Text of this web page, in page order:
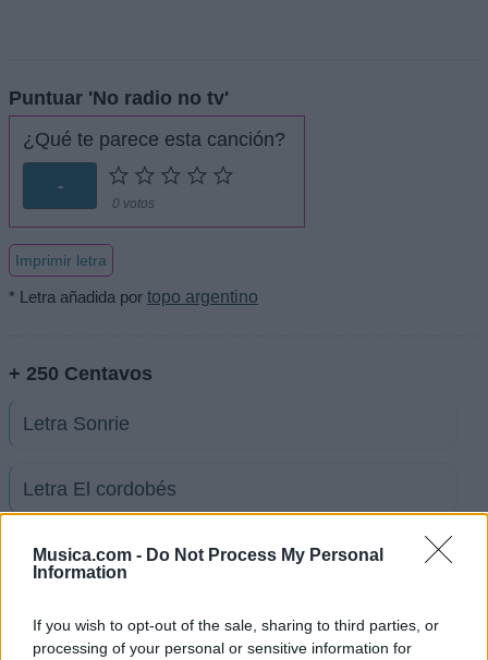
Musica.com - Do Not Process My Personal
Information
If you wish to opt-out of the sale, sharing to third parties, or
processing of your personal or sensitive information for
Puntuar 'No radio no tv'
¿Qué te parece esta canción?
-
0 votos
Imprimir letra
* Letra añadida por topo argentino
+ 250 Centavos
Letra Sonrie
Letra El cordobés
Letra No radio no tv
Letra Con mis flores de papel